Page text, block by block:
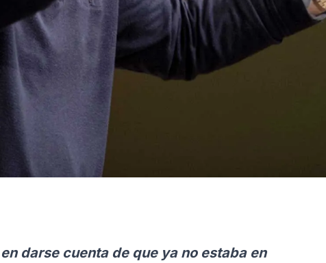
darse cuenta de que ya no estaba en